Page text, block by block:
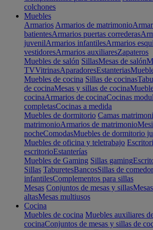
colchones
Muebles
Armarios Armarios de matrimonio
batientesArmarios puertas correderas
juvenilArmarios infantilesArmarios
vestidoresArmarios auxiliaresZapateros
Muebles de salón SillasMesas de salón
TVVitrinasAparadoresEstanterias
Muebles de cocina Sillas de cocinas
de cocinaMesas y sillas de cocina
cocinaArmarios de cocinaCocinas
completasCocinas a medida
Muebles de dormitorio Camas
matrimonioArmarios de matrimonio
nocheComodasMuebles de dormitorio
Muebles de oficina y teletrabajo
escritorioEstanterías
Muebles de Gaming Sillas gaming
Sillas TaburetesBancosSillas de comedor
infantilesComplementos para sillas
Mesas Conjuntos de mesas y sillas
altasMesas multiusos
Cocina
Muebles de cocina Muebles auxiliares
cocinaConjuntos de mesas y sillas de